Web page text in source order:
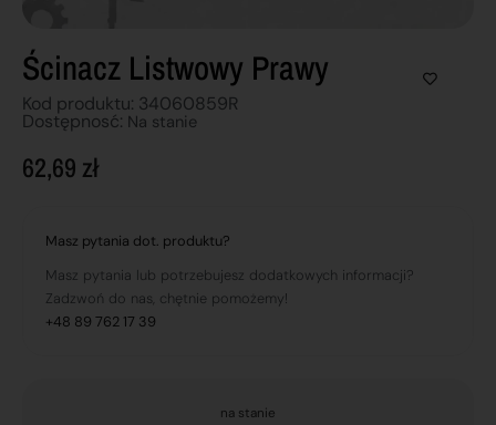
Ścinacz Listwowy Prawy
Kod produktu: 34060859R
Dostępnosć: Na stanie
62,69 zł
Masz pytania dot. produktu?
Masz pytania lub potrzebujesz dodatkowych informacji?
Zadzwoń do nas, chętnie pomożemy!
+48 89 762 17 39
na stanie